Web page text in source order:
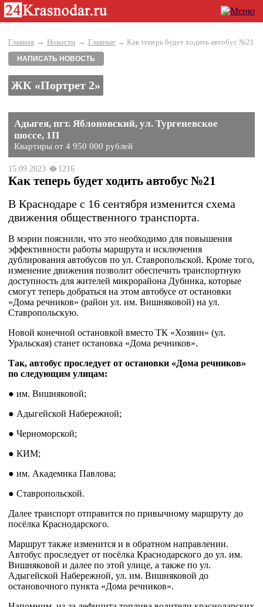
Главная → Новости → Главные → Как теперь будет ходить автобус №21
НАПИСАТЬ НОВОСТЬ
ЖК «Портрет 2»
Адыгея, пгт. Яблоновский, ул. Тургеневское
шоссе, 1П
Квартиры от 4 950 000 рублей
15.09.2023 1216
Как теперь будет ходить автобус №21
В Краснодаре с 16 сентября изменится схема
движения общественного транспорта.
В мэрии пояснили, что это необходимо для повышения
эффективности работы маршрута и исключения
дублирования автобусов по ул. Ставропольской. Кроме того,
изменение движения позволит обеспечить транспортную
доступность для жителей микрорайона Дубинка, которые
смогут теперь добраться на этом автобусе от остановки
«Дома речников» (район ул. им. Вишняковой) на ул.
Ставропольскую.
Новой конечной остановкой вместо ТК «Хозяин» (ул.
Уральская) станет остановка «Дома речников».
Так, автобус проследует от остановки «Дома речников»
по следующим улицам:
● им. Вишняковой;
● Адыгейской Набережной;
● Черноморской;
● КИМ;
● им. Академика Павлова;
● Ставропольской.
Далее транспорт отправится по привычному маршруту до
посёлка Краснодарского.
Маршрут также изменится и в обратном направлении.
Автобус проследует от посёлка Краснодарского до ул. им.
Вишняковой и далее по этой улице, а также по ул.
Адыгейской Набережной, ул. им. Вишняковой до
остановочного пункта «Дома речников».